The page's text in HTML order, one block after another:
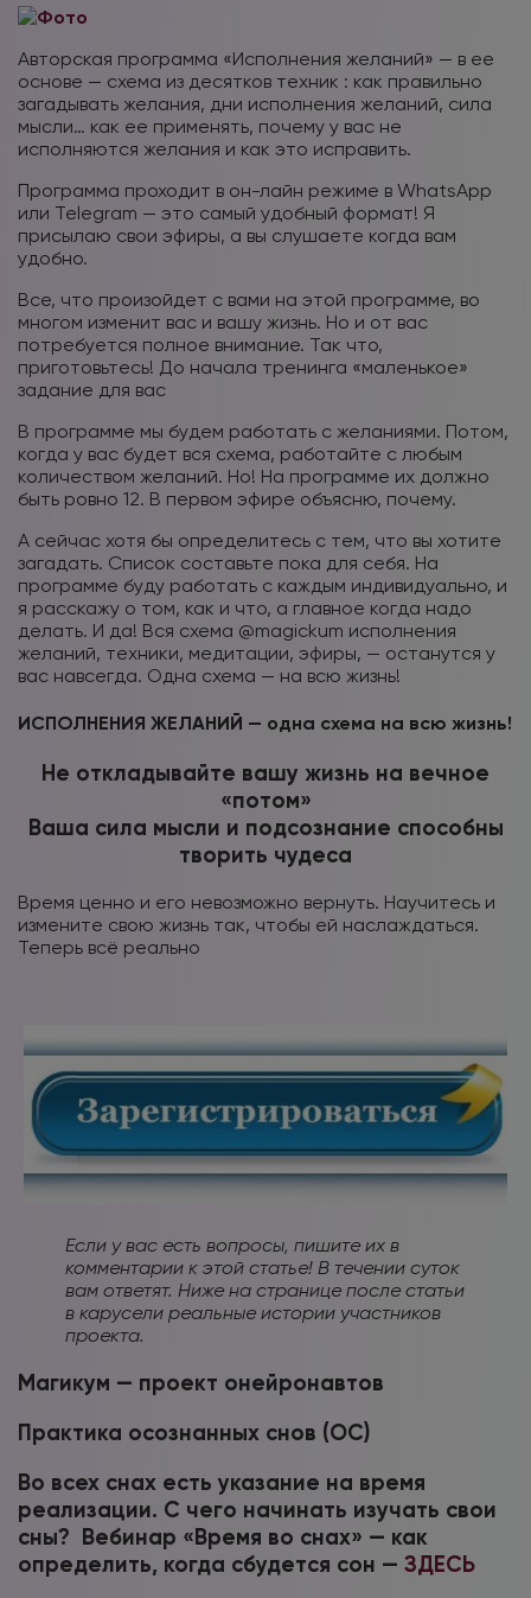
Авторская программа «Исполнения желаний» — в ее
основе — схема из десятков техник : как правильно
загадывать желания, дни исполнения желаний, сила
мысли… как ее применять, почему у вас не
исполняются желания и как это исправить.
Программа проходит в он-лайн режиме в WhatsApp
или Telegram — это самый удобный формат! Я
присылаю свои эфиры, а вы слушаете когда вам
удобно.
Все, что произойдет с вами на этой программе, во
многом изменит вас и вашу жизнь. Но и от вас
потребуется полное внимание. Так что,
приготовьтесь! До начала тренинга «маленькое»
задание для вас
В программе мы будем работать с желаниями. Потом,
когда у вас будет вся схема, работайте с любым
количеством желаний. Но! На программе их должно
быть ровно 12. В первом эфире объясню, почему.
А сейчас хотя бы определитесь с тем, что вы хотите
загадать. Список составьте пока для себя. На
программе буду работать с каждым индивидуально, и
я расскажу о том, как и что, а главное когда надо
делать. И да! Вся схема @magickum исполнения
желаний, техники, медитации, эфиры, — останутся у
вас навсегда. Одна схема — на всю жизнь!
ИСПОЛНЕНИЯ ЖЕЛАНИЙ — одна схема на всю жизнь!
Не откладывайте вашу жизнь на вечное
«потом»
Ваша сила мысли и подсознание способны
творить чудеса
Время ценно и его невозможно вернуть. Научитесь и
измените свою жизнь так, чтобы ей наслаждаться.
Теперь всё реально
Если у вас есть вопросы, пишите их в
комментарии к этой статье! В течении суток
вам ответят. Ниже на странице после статьи
в карусели реальные истории участников
проекта.
Магикум — проект онейронавтов
Практика осознанных снов (ОС)
Во всех снах есть указание на время
реализации. С чего начинать изучать свои
сны? Вебинар «Время во снах» — как
определить, когда сбудется сон — ЗДЕСЬ